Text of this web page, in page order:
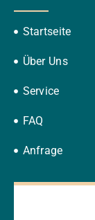
Startseite
Über Uns
Service
FAQ
Anfrage